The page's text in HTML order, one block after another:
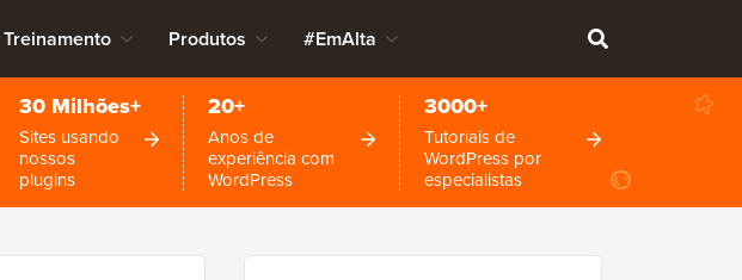
Treinamento Produtos #EmAlta
30 Milhões+
Sites usando
nossos
plugins
20+
Anos de
experiência com
WordPress
3000+
Tutoriais de
WordPress por
especialistas